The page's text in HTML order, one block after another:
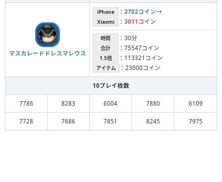
マスカレードドレスマレウス
iPhone ： 2702コイン→
Xiaomi ： 3011コイン
時間 ：30分
合計 ：75547コイン
1.5倍 ：113321コイン
アイテム ：23000コイン
10プレイ枚数
7786 8283 6004 7880 6109
7728 7686 7851 8245 7975